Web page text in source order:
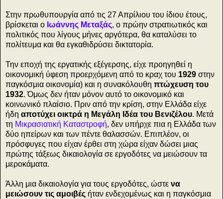
Στην πρωθυπουργία από τις 27 Απρίλιου του ίδιου έτους,
βρίσκεται ο Ιωάννης Μεταξάς, ο πρώην στρατιωτικός και
πολιτικός που λίγους μήνες αργότερα, θα καταλύσει το
πολίτευμα και θα εγκαθιδρύσει δικτατορία.
Την εποχή της εργατικής εξέγερσης, είχε προηγηθεί η
οικονομική ύφεση προερχόμενη από το κραχ του 1929 στην
παγκόσμια οικονομία) και η συνακόλουθη πτώχευση του
1932. Όμως δεν ήταν μόνον αυτό το οικονομικό και
κοινωνικό πλαίσιο. Πριν από την κρίση, στην Ελλάδα είχε
ήδη αποτύχει οικτρά η Μεγάλη Ιδέα του Βενιζέλου. Μετά
τη Μικρασιατική Καταστροφή, δεν υπήρχε πια η Ελλάδα των
δύο ηπείρων και των πέντε θαλασσών. Επιπλέον, οι
πρόσφυγες που είχαν έρθει στη χώρα είχαν δώσει μιας
πρώτης τάξεως δικαιολογία σε εργοδότες να μειώσουν τα
μεροκάματα.
Άλλη μια δικαιολογία για τους εργοδότες, ώστε να
μειώσουν τις αμοιβές ήταν ενδεχομένως και η παγκόσμια